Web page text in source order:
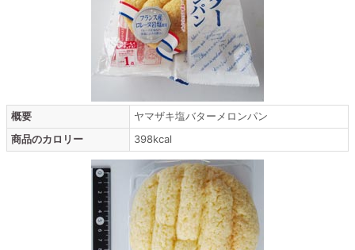
概要
ヤマザキ塩バターメロンパン
商品のカロリー
398kcal